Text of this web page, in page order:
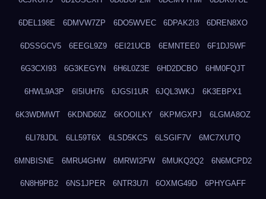
6DEL198E 6DMVW7ZP 6DO5WVEC 6DPAK2I3 6DREN8XO
6DSSGCV5 6EEGL9Z9 6EI21UCB 6EMNTEE0 6F1DJ5WF
6G3CXI93 6G3KEGYN 6H6L0Z3E 6HD2DCBO 6HM0FQJT
6HWL9A3P 6I5IUH76 6JGSI1UR 6JQL3WKJ 6K3EBPX1
6K3WDMWT 6KDND60Z 6KOOILKY 6KPMGXPJ 6LGMA8OZ
6LI78JDL 6LL59T6X 6LSD5KCS 6LSGIF7V 6MC7XUTQ
6MNBISNE 6MRU4GHW 6MRWI2FW 6MUKQ2Q2 6N6MCPD2
6N8H9PB2 6NS1JPER 6NTR3U7I 6OXMG49D 6PHYGAFF